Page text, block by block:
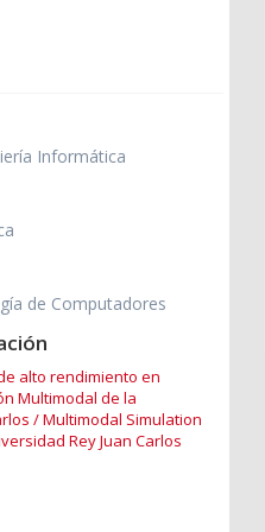
Informática
de Computadores
alto rendimiento en
Multimodal de la
/ Multimodal Simulation
Rey Juan Carlos